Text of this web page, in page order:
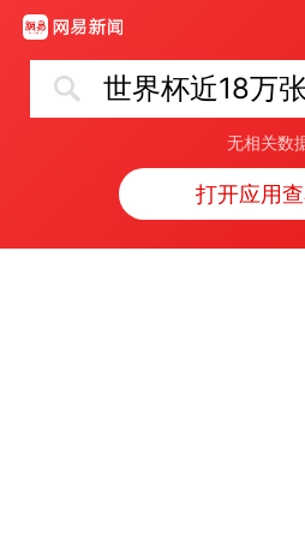
世界杯近18万
无相关数
打开应用